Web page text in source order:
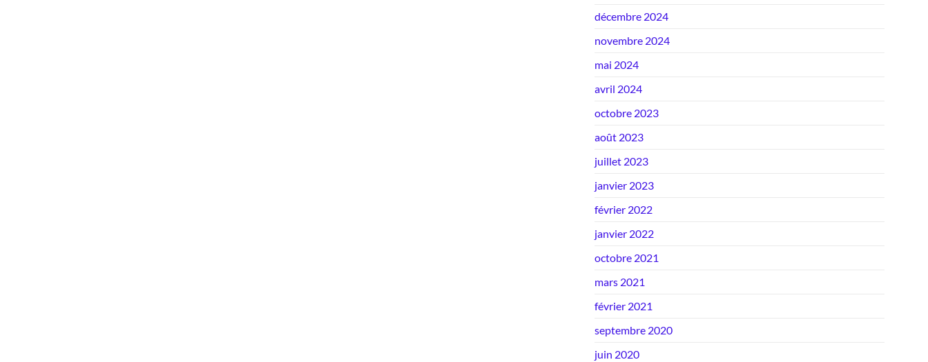
décembre 2024
novembre 2024
mai 2024
avril 2024
octobre 2023
août 2023
juillet 2023
janvier 2023
février 2022
janvier 2022
octobre 2021
mars 2021
février 2021
septembre 2020
juin 2020